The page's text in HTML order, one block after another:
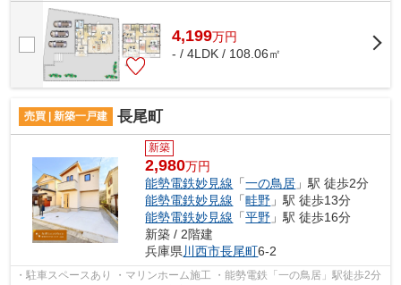
4,199万円
- / 4LDK / 108.06㎡
売買 | 新築一戸建 長尾町
新築
2,980万円
能勢電鉄妙見線 「一の鳥居 」駅 徒歩2分
能勢電鉄妙見線 「畦野 」駅 徒歩13分
能勢電鉄妙見線 「平野 」駅 徒歩16分
新築 / 2階建
兵庫県 川西市長尾町6-2
・駐車スペースあり ・マリンホーム施工 ・能勢電鉄「一の鳥居」駅徒歩2分